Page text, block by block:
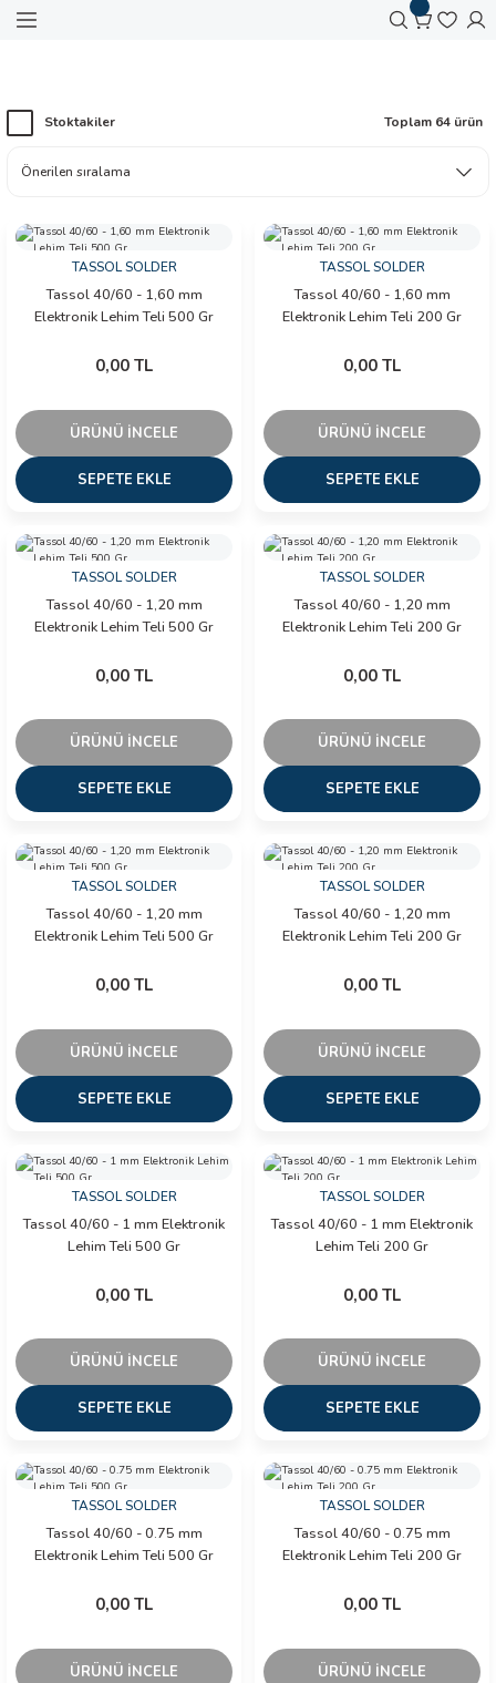
Test Cihazları
Cihazları
SCOPMETER
CIHAZI
Kameralar
Kameralar
TEST CİHAZLARI
İSTASYONU
İSTASYONU
Stoktakiler Toplam 64 ürün
TASSOL SOLDER
Tassol 40/60 - 1,60 mm
Elektronik Lehim Teli 500 Gr
0,00 TL
ÜRÜNÜ İNCELE
SEPETE EKLE
TASSOL SOLDER
Tassol 40/60 - 1,60 mm
Elektronik Lehim Teli 200 Gr
0,00 TL
ÜRÜNÜ İNCELE
SEPETE EKLE
TASSOL SOLDER
Tassol 40/60 - 1,20 mm
Elektronik Lehim Teli 500 Gr
0,00 TL
ÜRÜNÜ İNCELE
SEPETE EKLE
TASSOL SOLDER
Tassol 40/60 - 1,20 mm
Elektronik Lehim Teli 200 Gr
0,00 TL
ÜRÜNÜ İNCELE
SEPETE EKLE
TASSOL SOLDER
Tassol 40/60 - 1,20 mm
Elektronik Lehim Teli 500 Gr
0,00 TL
ÜRÜNÜ İNCELE
SEPETE EKLE
TASSOL SOLDER
Tassol 40/60 - 1,20 mm
Elektronik Lehim Teli 200 Gr
0,00 TL
ÜRÜNÜ İNCELE
SEPETE EKLE
TASSOL SOLDER
Tassol 40/60 - 1 mm Elektronik
Lehim Teli 500 Gr
0,00 TL
ÜRÜNÜ İNCELE
SEPETE EKLE
TASSOL SOLDER
Tassol 40/60 - 1 mm Elektronik
Lehim Teli 200 Gr
0,00 TL
ÜRÜNÜ İNCELE
SEPETE EKLE
TASSOL SOLDER
Tassol 40/60 - 0.75 mm
Elektronik Lehim Teli 500 Gr
0,00 TL
ÜRÜNÜ İNCELE
TASSOL SOLDER
Tassol 40/60 - 0.75 mm
Elektronik Lehim Teli 200 Gr
0,00 TL
ÜRÜNÜ İNCELE